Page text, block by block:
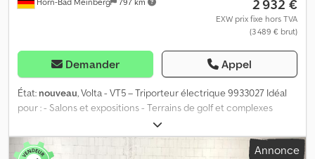
2 932 €
EXW prix fixe hors TVA
(3 489 € brut)
Demander Appel
État: nouveau, Volta - VT5 – Triporteur électrique 9933027 Idéal
pour : - Salons et expositions - Terrains de golf et complexes
touristiques - Marchés de Noël et événements - Exploitations
agricoles - Logistique interne d’usine - Petits transports sur site
d’entreprise Caractéristiques techniques : Puissance moteur :
Annonce